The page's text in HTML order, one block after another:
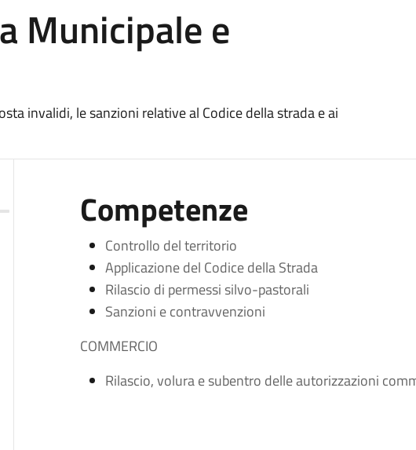
Municipale e
invalidi, le sanzioni relative al Codice della strada e ai
Competenze
Controllo del territorio
Applicazione del Codice della Strada
Rilascio di permessi silvo-pastorali
Sanzioni e contravvenzioni
COMMERCIO
Rilascio, volura e subentro delle autorizzazioni